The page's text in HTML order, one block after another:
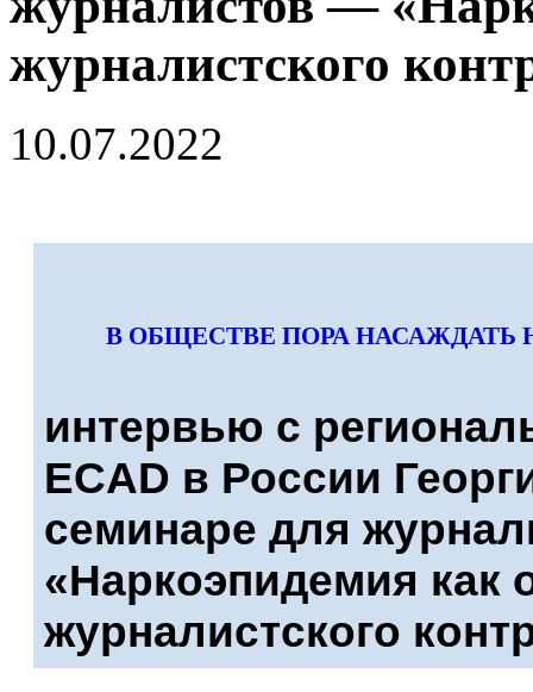
журналистского
10.07.2022
В ОБЩЕСТВЕ ПОРА
интервью с
ECAD в России
семинаре для
«Наркоэпидемия как
журналистского